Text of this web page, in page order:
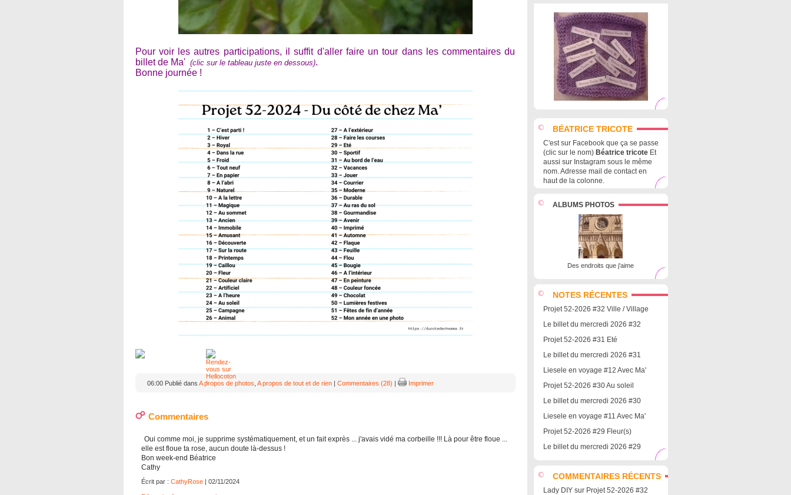
BÉATRICE TRICOTE
C'est sur Facebook que ça se passe
(clic sur le nom) Béatrice tricoteEt
aussi sur Instagram sous le même
nom. Adresse mail de contact en
haut de la colonne.
ALBUMS PHOTOS
Des endroits que j'aime
NOTES RÉCENTES
Projet 52-2026 #32 Ville / Village
Le billet du mercredi 2026 #32
Projet 52-2026 #31 Eté
Le billet du mercredi 2026 #31
Liesele en voyage #12 Avec Ma'
Projet 52-2026 #30 Au soleil
Le billet du mercredi 2026 #30
Liesele en voyage #11 Avec Ma'
Projet 52-2026 #29 Fleur(s)
Le billet du mercredi 2026 #29
COMMENTAIRES RÉCENTS
Lady DIYsur Projet 52-2026 #32
Pour voir les autres participations, il suffit d'aller faire un tour dans les commentaires du
billet de Ma' (clic sur le tableau juste en dessous).
Bonne journée !
06:00 Publié dans A propos de photos A propos de tout et de rien| Commentaires (28) | Imprimer
Commentaires
Oui comme moi, je supprime systématiquement, et un fait exprès ... j'avais vidé ma corbeille !!! Là pour être floue ...
elle est floue ta rose, aucun doute là-dessus !
Bon week-end Béatrice
Cathy
Écrit par : CathyRose| 02/11/2024